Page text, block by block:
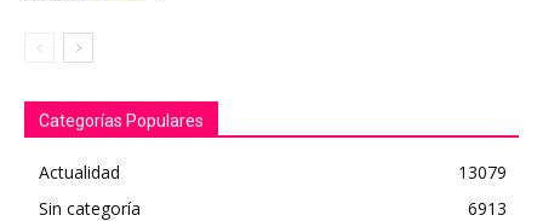
Categorías Populares
Actualidad
13079
Sin categoría
6913